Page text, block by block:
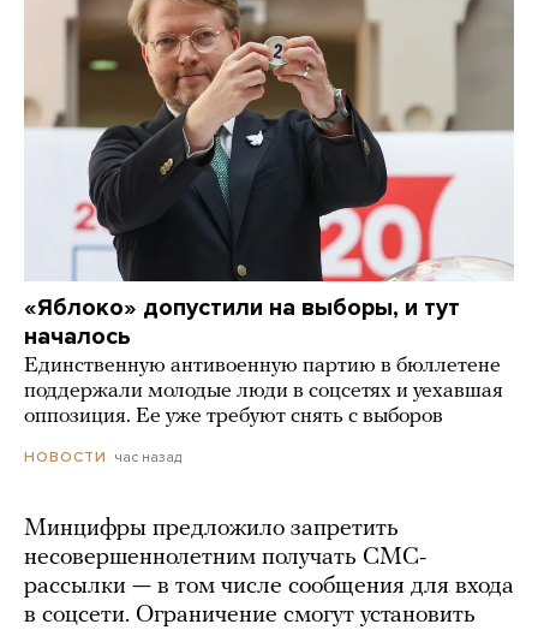
«Яблоко» допустили на выборы, и тут
началось
Единственную антивоенную партию в бюллетене
поддержали молодые люди в соцсетях и уехавшая
оппозиция. Ее уже требуют снять с выборов
НОВОСТИ час назад
Минцифры предложило запретить
несовершеннолетним получать СМС-
рассылки — в том числе сообщения для входа
в соцсети. Ограничение смогут установить